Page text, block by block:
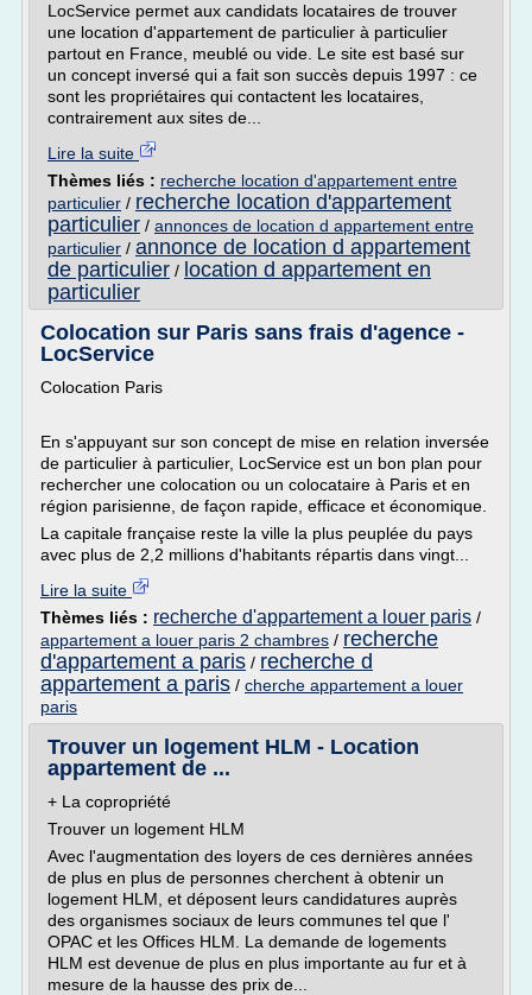
LocService permet aux candidats locataires de trouver
une location d'appartement de particulier à particulier
partout en France, meublé ou vide. Le site est basé sur
un concept inversé qui a fait son succès depuis 1997 : ce
sont les propriétaires qui contactent les locataires,
contrairement aux sites de...
Lire la suite
Thèmes liés : recherche location d'appartement entre
particulier / recherche location d'appartement
particulier / annonces de location d appartement entre
particulier / annonce de location d appartement
de particulier / location d appartement en
particulier
Colocation sur Paris sans frais d'agence -
LocService
Colocation Paris
En s'appuyant sur son concept de mise en relation inversée
de particulier à particulier, LocService est un bon plan pour
rechercher une colocation ou un colocataire à Paris et en
région parisienne, de façon rapide, efficace et économique.
La capitale française reste la ville la plus peuplée du pays
avec plus de 2,2 millions d'habitants répartis dans vingt...
Lire la suite
Thèmes liés : recherche d'appartement a louer paris /
appartement a louer paris 2 chambres / recherche
d'appartement a paris / recherche d
appartement a paris / cherche appartement a louer
paris
Trouver un logement HLM - Location
appartement de ...
+ La copropriété
Trouver un logement HLM
Avec l'augmentation des loyers de ces dernières années
de plus en plus de personnes cherchent à obtenir un
logement HLM, et déposent leurs candidatures auprès
des organismes sociaux de leurs communes tel que l'
OPAC et les Offices HLM. La demande de logements
HLM est devenue de plus en plus importante au fur et à
mesure de la hausse des prix de...